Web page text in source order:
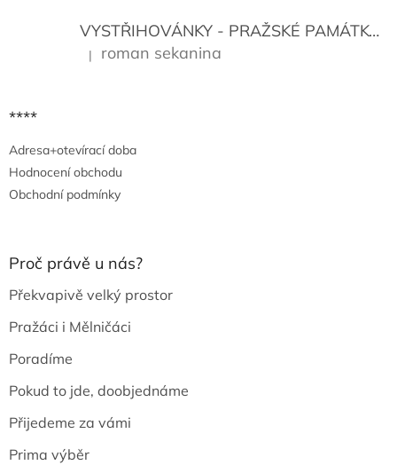
VYSTŘIHOVÁNKY - PRAŽSKÉ PAMÁTKY
Hodnocení produktu je 5 z 5 hvězdiček.
| roman sekanina
****
Adresa+otevírací doba
Hodnocení obchodu
Obchodní podmínky
Proč právě u nás?
Překvapivě velký prostor
Pražáci i Mělničáci
Poradíme
Pokud to jde, doobjednáme
Přijedeme za vámi
Prima výběr